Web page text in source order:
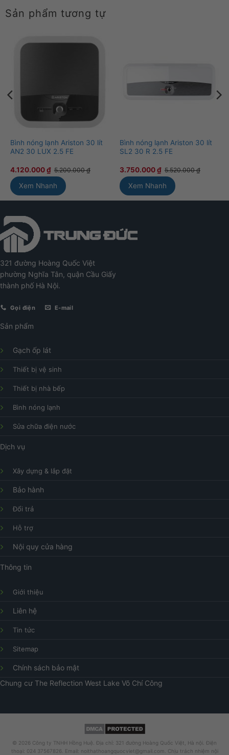
Sản phẩm tương tự
Bình nóng lạnh Ariston 30 lít
AN2 30 LUX 2.5 FE
4.120.000₫ 5.200.000₫
Xem Nhanh
Bình nóng lạnh Ariston 30 lít
SL2 30 R 2.5 FE
3.750.000₫ 5.520.000₫
Xem Nhanh
321 đường Hoàng Quốc Việt
phường Nghĩa Tân, quận Cầu Giấy
thành phố Hà Nội.
Gọi điện E-mail
Sản phẩm
Gạch ốp lát
Thiết bị vệ sinh
Thiết bị nhà bếp
Bình nóng lạnh
Sửa chữa điện nước
Dịch vụ
Xây dựng & lắp đặt
Bảo hành
Đổi trả
Hỗ trợ
Nội quy cửa hàng
Thông tin
Giới thiệu
Liên hệ
Tin tức
Sitemap
Chính sách bảo mật
Chung cư The Reflection West Lake Võ Chí Công
© 2026 Công ty TNHH Hồng Huệ. Địa chỉ: 321 đường Hoàng Quốc Việt, Hà nội. Điện
thoại: 024 37567826. Email: noithathoangquocviet@gmail.com. Chịu trách nhiệm nội